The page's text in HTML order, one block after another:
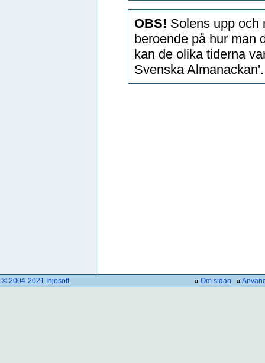
OBS! Solens upp och
beroende på hur man
kan de olika tiderna
Svenska
© 2004-2021 Injosoft » Om sidan »